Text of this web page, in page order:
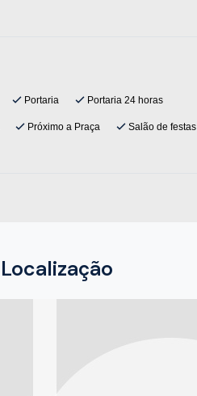
Portaria Portaria 24 horas
Próximo a Praça Salão de festas
Localização